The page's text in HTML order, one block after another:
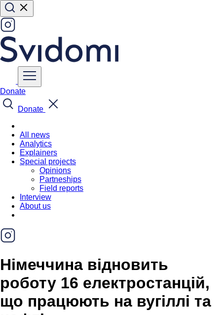
Donate
Donate
All news
Analytics
Explainers
Special projects
Opinions
Partneships
Field reports
Interview
About us
Німеччина відновить
роботу 16 електростанцій,
що працюють на вугіллі та